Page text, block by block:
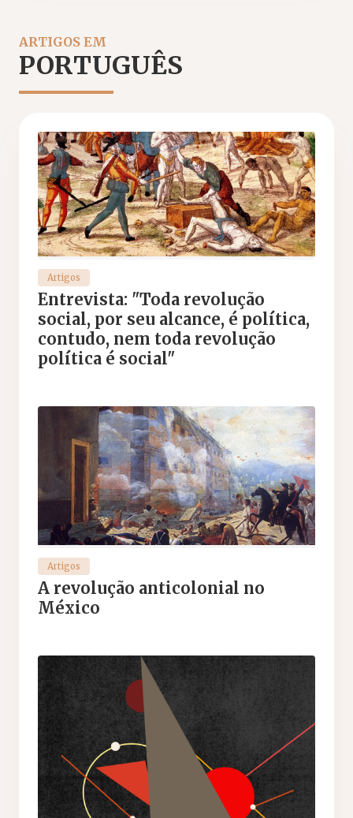
ARTIGOS EM
PORTUGUÊS
Artigos
Entrevista: "Toda revolução
social, por seu alcance, é política,
contudo, nem toda revolução
política é social"
Artigos
A revolução anticolonial no
México